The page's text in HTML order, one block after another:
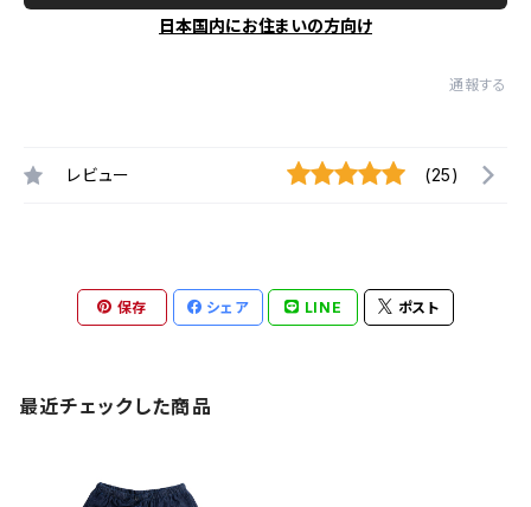
日本国内にお住まいの方向け
通報する
レビュー (25)
保存 シェア LINE ポスト
最近チェックした商品